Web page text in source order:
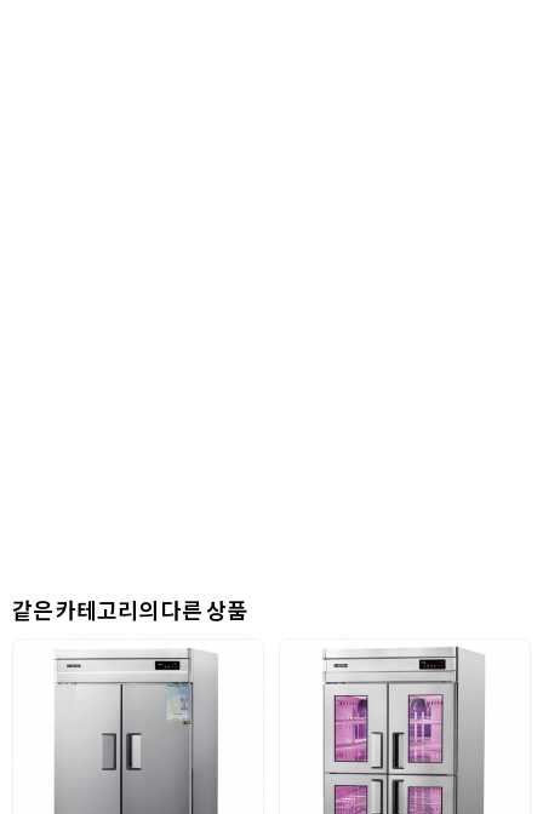
같은 카테고리의 다른 상품